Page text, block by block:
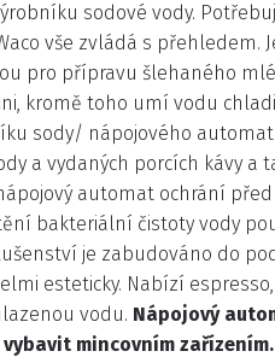
sodové vody.
vše zvládá s přehledem.
pro přípravu šlehaného
kromě toho umí vodu
sody/ nápojového
a vydaných porcích kávy a
automat ochrání
bakteriální čistoty vody
je zabudováno do
esteticky. Nabízí
vodu. Nápojový
mincovním zařízením.